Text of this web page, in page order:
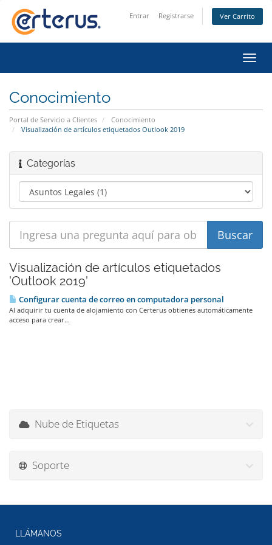
Entrar Registrarse Ver Carrito
Conocimiento
Portal de Servicio a Clientes
Conocimiento
Visualización de artículos etiquetados Outlook 2019
Categorías
Visualización de artículos etiquetados
'Outlook 2019'
Configurar cuenta de correo en computadora personal
Al adquirir tu cuenta de alojamiento con Certerus obtienes automáticamente
acceso para crear...
Nube de Etiquetas
Soporte
LLÁMANOS